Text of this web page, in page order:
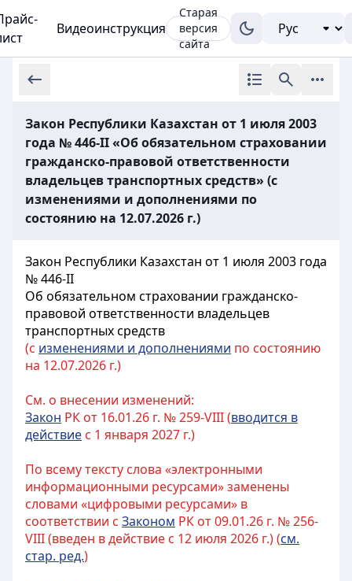
Видеоинструкция
Старая
версия
сайта
Закон Республики Казахстан от 1 июля 2003
года № 446-II «Об обязательном страховании
гражданско-правовой ответственности
владельцев транспортных средств» (с
изменениями и дополнениями по
состоянию на 12.07.2026 г.)
Закон Республики Казахстан от 1 июля 2003 года
№ 446-II
Об обязательном страховании гражданско-
правовой ответственности владельцев
транспортных средств
(с изменениями и дополнениями по состоянию
на 12.07.2026 г.)
См. о внесении изменений:
Закон РК от 16.01.26 г. № 259-VIII (вводится в
действие с 1 января 2027 г.)
По всему тексту слова «электронными
информационными ресурсами» заменены
словами «цифровыми ресурсами» в
соответствии с Законом РК от 09.01.26 г. № 256-
VIII (введен в действие с 12 июля 2026 г.) (см.
стар. ред.)